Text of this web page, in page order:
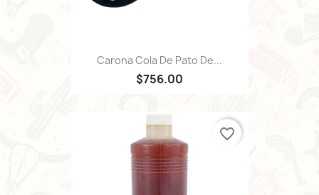
Carona Cola De Pato De...
$756.00
favorite_border